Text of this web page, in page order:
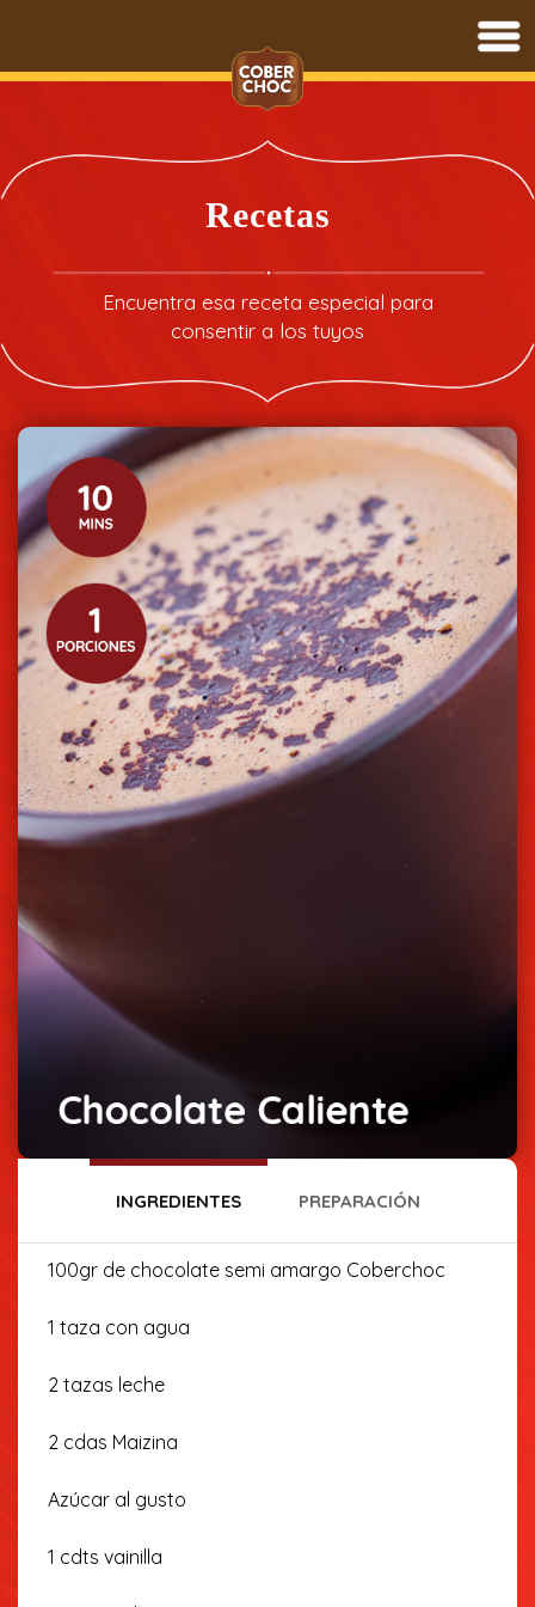
Saltar
Recetas
Encuentra esa receta especial para
consentir a los tuyos
INGREDIENTES PREPARACIÓN
100gr de chocolate semi amargo Coberchoc
1 taza con agua
2 tazas leche
2 cdas Maizina
Azúcar al gusto
1 cdts vainilla